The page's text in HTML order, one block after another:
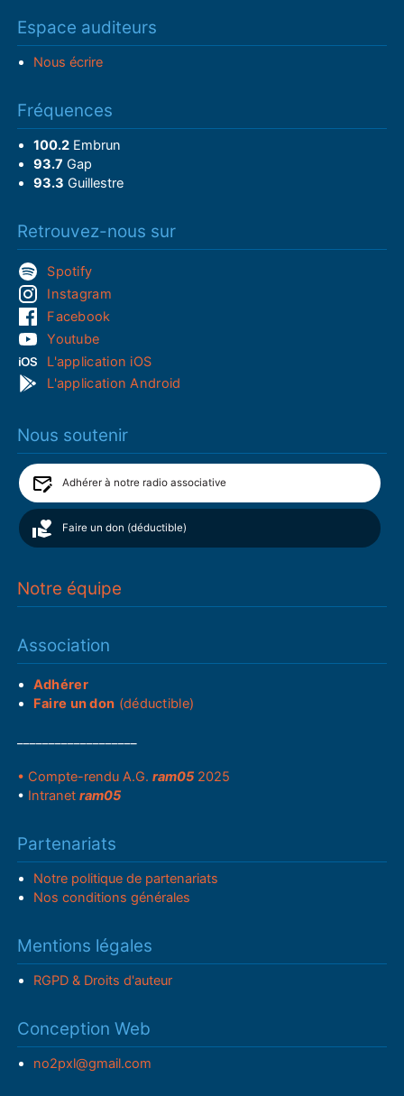
Espace auditeurs
Nous écrire
Fréquences
100.2Embrun
93.7 Gap
93.3 Guillestre
Retrouvez-nous sur
Spotify
Instagram
Facebook
Youtube
L'application iOS
L'application Android
Nous soutenir
Adhérer à notre radio associative
Faire un don (déductible)
Notre équipe
Association
Adhérer
Faire un don (déductible)
• Compte-rendu A.G.ram05 2025
• Intranetram05
Partenariats
Notre politique de partenariats
Nos conditions générales
Mentions légales
RGPD & Droits d'auteur
Conception Web
no2pxl@gmail.com